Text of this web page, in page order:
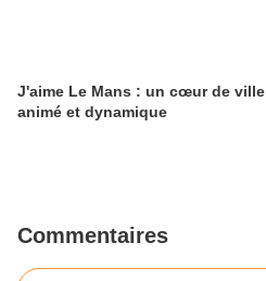
J'aime Le Mans : un cœur de ville
animé et dynamique
Commentaires